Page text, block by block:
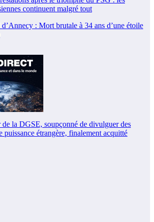
: Mort brutale à 34 ans d’une étoile
la DGSE, soupçonné de divulguer des
puissance étrangère, finalement acquitté